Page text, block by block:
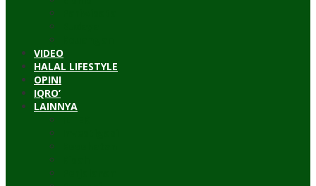
VIDEO
HALAL LIFESTYLE
OPINI
IQRO’
LAINNYA